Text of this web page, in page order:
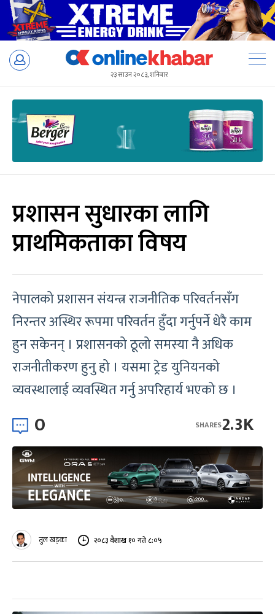
Skip
२३ साउन २०८३, शनिबार
प्रशासन सुधारका लागि
प्राथमिकताका विषय
नेपालको प्रशासन संयन्त्र राजनीतिक परिवर्तनसँग
निरन्तर अस्थिर रूपमा परिवर्तन हुँदा गर्नुपर्ने धेरै काम
हुन सकेनन् । प्रशासनको ठूलो समस्या नै अधिक
राजनीतीकरण हुनु हो । यसमा ट्रेड युनियनको
व्यवस्थालाई व्यवस्थित गर्नु अपरिहार्य भएको छ ।
0 2.3K
SHARES
तुल खड्का २०८३ वैशाख १० गते ८:०५